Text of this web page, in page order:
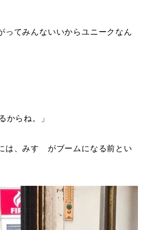
ってみんないいからユニークなん
からね。」
は、みすゞがブームになる前とい